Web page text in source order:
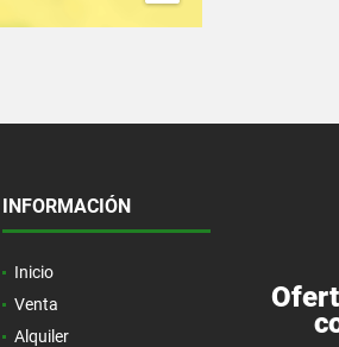
INFORMACIÓN
Inicio
Venta
Alquiler